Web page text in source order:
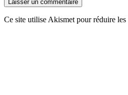
Ce site utilise Akismet pour réduire les